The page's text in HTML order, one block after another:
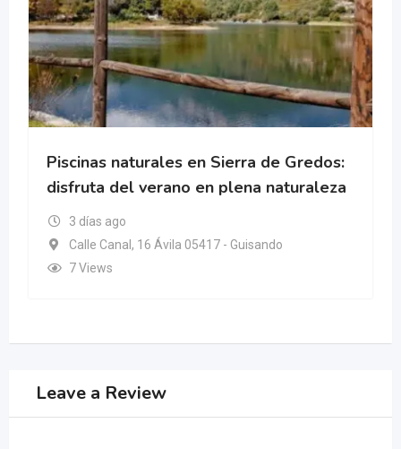
en Sierra de Gredos:
en plena naturaleza
Ávila 05417 - Guisando
Especialista en
profesión con
Leave a Review